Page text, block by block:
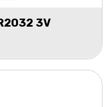
3V